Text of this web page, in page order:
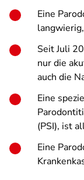
Eine
Seit Juli
nur die
auch die
Eine
(PSI), ist
Eine